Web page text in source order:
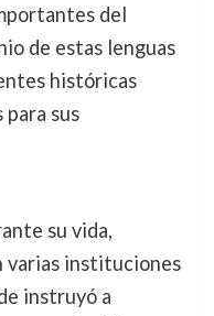
del
de estas lenguas
históricas
sus
su vida,
varias instituciones
instruyó a